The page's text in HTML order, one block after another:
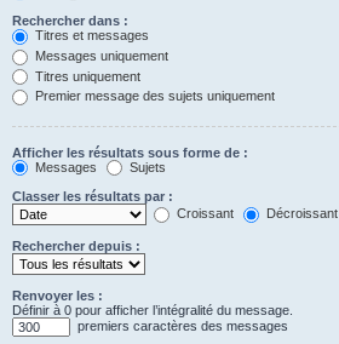
Rechercher dans :
Titres et messages
Messages uniquement
Titres uniquement
Premier message des sujets uniquement
Afficher les résultats sous forme de :
Messages
Sujets
Classer les résultats par :
Croissant
Décroissant
Rechercher depuis :
Renvoyer les :
Définir à 0 pour afficher l’intégralité du message.
premiers caractères des messages